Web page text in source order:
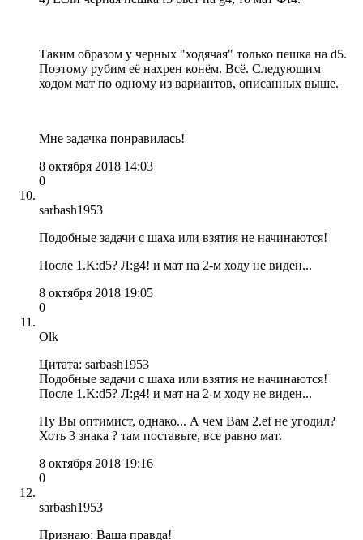
Таким образом у черных "ходячая" только пешка на d5.
Поэтому рубим её нахрен конём. Всё. Следующим
ходом мат по одному из вариантов, описанных выше.
Мне задачка понравилась!
8 октября 2018 14:03
0
sarbash1953
Подобные задачи с шаха или взятия не начинаются!
После 1.K:d5? Л:g4! и мат на 2-м ходу не виден...
8 октября 2018 19:05
0
Olk
Цитата: sarbash1953
Подобные задачи с шаха или взятия не начинаются!
После 1.K:d5? Л:g4! и мат на 2-м ходу не виден...
Ну Вы оптимист, однако... А чем Вам 2.ef не угодил?
Хоть 3 знака ? там поставьте, все равно мат.
8 октября 2018 19:16
0
sarbash1953
Признаю: Ваша правда!